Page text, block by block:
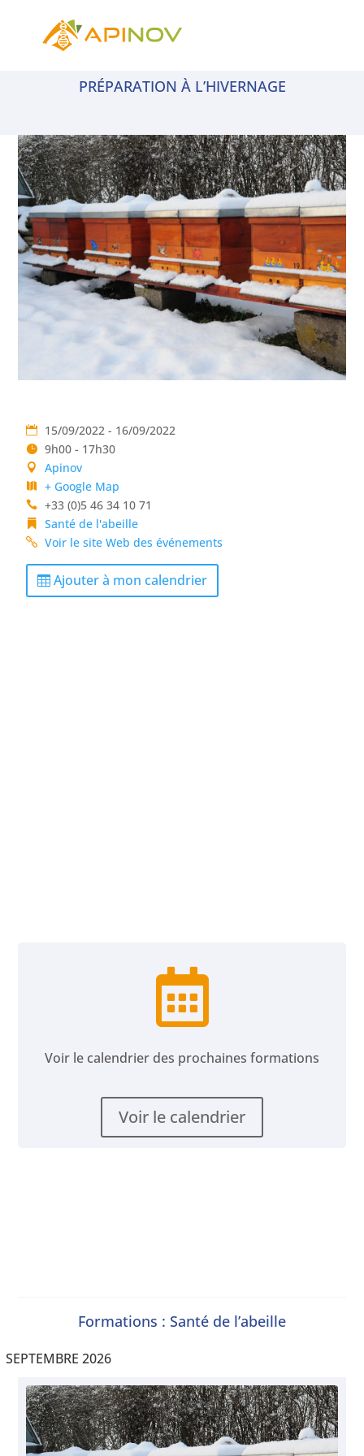
PRÉPARATION À L’HIVERNAGE
15/09/2022 - 16/09/2022
9h00 - 17h30
Apinov
+ Google Map
+33 (0)5 46 34 10 71
Santé de l'abeille
Voir le site Web des événements
Ajouter à mon calendrier

Voir le calendrier des prochaines formations
Voir le calendrier
Formations : Santé de l’abeille
SEPTEMBRE 2026